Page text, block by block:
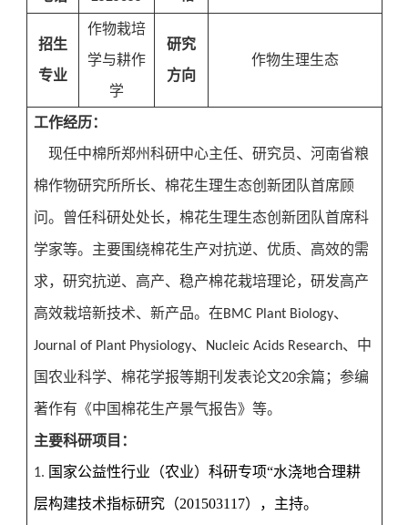
招生
专业
作物栽培
学与耕作
学
研究
方向
作物生理生态
工作经历：
现任中棉所郑州科研中心主任、研究员、河南省粮
棉作物研究所所长、棉花生理生态创新团队首席顾
问。曾任科研处处长，棉花生理生态创新团队首席科
学家等。主要围绕棉花生产对抗逆、优质、高效的需
求，研究抗逆、高产、稳产棉花栽培理论，研发高产
高效栽培新技术、新产品。在BMC Plant Biology、
Journal of Plant Physiology、 Nucleic Acids Research、中
国农业科学、棉花学报等期刊发表论文20余篇；参编
著作有《中国棉花生产景气报告》等。
主要科研项目：
1. 国家公益性行业（农业）科研专项“水浇地合理耕
层构建技术指标研究（201503117），主持。